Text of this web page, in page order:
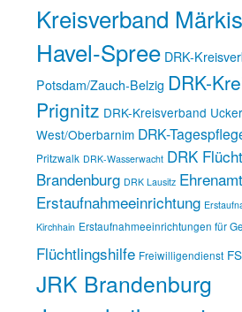
Kreisverband
Havel-Spree DRK-
Potsdam/Zauch-Belzig DRK-
Prignitz DRK-Kreisverband
West/Oberbarnim DRK-
Pritzwalk DRK-Wasserwacht DRK
Brandenburg DRK Lausitz Ehrenamt
Erstaufnahmeeinrichtung
Kirchhain Erstaufnahmeeinrichtungen für
Flüchtlingshilfe Freiwilligendienst
JRK Brandenburg